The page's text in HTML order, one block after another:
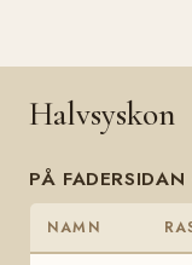
Halvsyskon
PÅ
NAMN